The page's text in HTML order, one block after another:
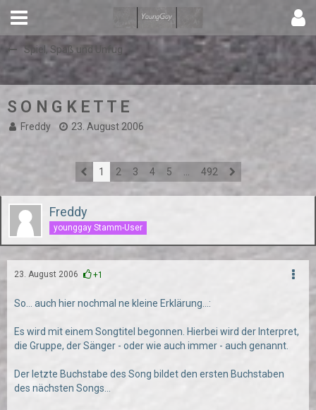
Spiel, Spaß und Unfug
S O N G K E T T E
Freddy 23. August 2006
1 2 3 4 5 492
Freddy
younggay Stamm-User
23. August 2006 +1
So... auch hier nochmal ne kleine Erklärung...:
Es wird mit einem Songtitel begonnen. Hierbei wird der Interpret,
die Gruppe, der Sänger - oder wie auch immer - auch genannt.
Der letzte Buchstabe des Song bildet den ersten Buchstaben
des nächsten Songs...